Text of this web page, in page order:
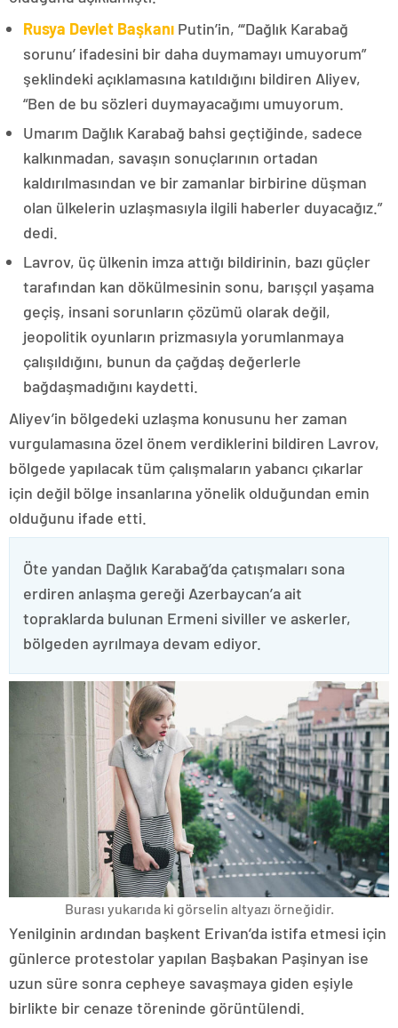
Rusya Devlet Başkanı Putin’in, “‘Dağlık Karabağ
sorunu’ ifadesini bir daha duymamayı umuyorum”
şeklindeki açıklamasına katıldığını bildiren Aliyev,
“Ben de bu sözleri duymayacağımı umuyorum.
Umarım Dağlık Karabağ bahsi geçtiğinde, sadece
kalkınmadan, savaşın sonuçlarının ortadan
kaldırılmasından ve bir zamanlar birbirine düşman
olan ülkelerin uzlaşmasıyla ilgili haberler duyacağız.”
dedi.
Lavrov, üç ülkenin imza attığı bildirinin, bazı güçler
tarafından kan dökülmesinin sonu, barışçıl yaşama
geçiş, insani sorunların çözümü olarak değil,
jeopolitik oyunların prizmasıyla yorumlanmaya
çalışıldığını, bunun da çağdaş değerlerle
bağdaşmadığını kaydetti.
Aliyev’in bölgedeki uzlaşma konusunu her zaman
vurgulamasına özel önem verdiklerini bildiren Lavrov,
bölgede yapılacak tüm çalışmaların yabancı çıkarlar
için değil bölge insanlarına yönelik olduğundan emin
olduğunu ifade etti.
Öte yandan Dağlık Karabağ’da çatışmaları sona
erdiren anlaşma gereği Azerbaycan’a ait
topraklarda bulunan Ermeni siviller ve askerler,
bölgeden ayrılmaya devam ediyor.
Burası yukarıda ki görselin altyazı örneğidir.
Yenilginin ardından başkent Erivan’da istifa etmesi için
günlerce protestolar yapılan Başbakan Paşinyan ise
uzun süre sonra cepheye savaşmaya giden eşiyle
birlikte bir cenaze töreninde görüntülendi.